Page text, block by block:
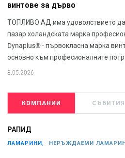
винтове за дърво
ТОПЛИВО АД има удоволствието да
пазар холандската марка
Dynaplus® - първокласна марка
основно към професионалните
8.05.2026
КОМПАНИИ СЪБИТИЯ
РАПИД
ЛАМАРИНИ, НЕРЪЖДАЕМИ